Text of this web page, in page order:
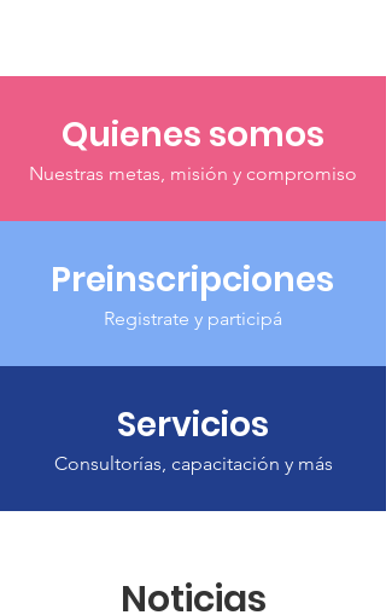
Quienes somos
Nuestras metas, misión y compromiso
Preinscripciones
Registrate y participá
Servicios
Consultorías, capacitación y más
Noticias